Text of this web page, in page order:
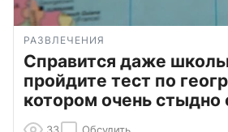
РАЗВЛЕЧЕНИЯ
Справится даже
пройдите тест по
котором очень стыдно